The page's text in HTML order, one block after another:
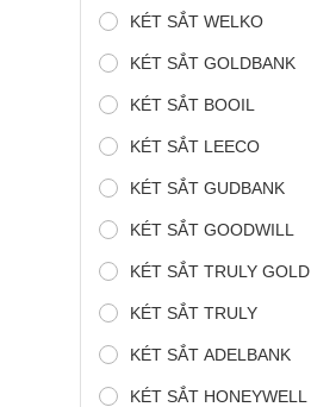
KÉT SẮT WELKO
KÉT SẮT GOLDBANK
KÉT SẮT BOOIL
KÉT SẮT LEECO
KÉT SẮT GUDBANK
KÉT SẮT GOODWILL
KÉT SẮT TRULY GOLD
KÉT SẮT TRULY
KÉT SẮT ADELBANK
KÉT SẮT HONEYWELL